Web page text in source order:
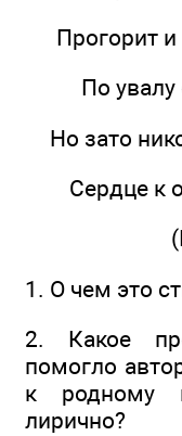
Прогорит
По увалу
Но зато
Сердце к
1. О чем это
2. Какое
помогло
к родному
лирично?